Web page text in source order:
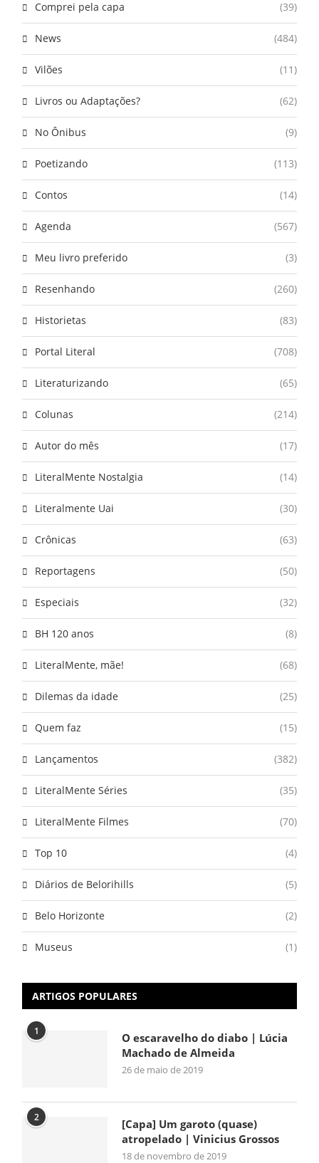
Comprei pela capa (39)
News (484)
Vilões (11)
Livros ou Adaptações? (62)
No Ônibus (9)
Poetizando (113)
Contos (14)
Agenda (567)
Meu livro preferido (3)
Resenhando (260)
Historietas (83)
Portal Literal (708)
Literaturizando (65)
Colunas (214)
Autor do mês (17)
LiteralMente Nostalgia (14)
Literalmente Uai (30)
Crônicas (63)
Reportagens (50)
Especiais (32)
BH 120 anos (8)
LiteralMente, mãe! (68)
Dilemas da idade (25)
Quem faz (15)
Lançamentos (382)
LiteralMente Séries (35)
LiteralMente Filmes (70)
Top 10 (4)
Diários de Belorihills (5)
Belo Horizonte (2)
Museus (1)
ARTIGOS POPULARES
1
O escaravelho do diabo | Lúcia
Machado de Almeida
26 de maio de 2019
2
[Capa] Um garoto (quase)
atropelado | Vinicius Grossos
18 de novembro de 2019